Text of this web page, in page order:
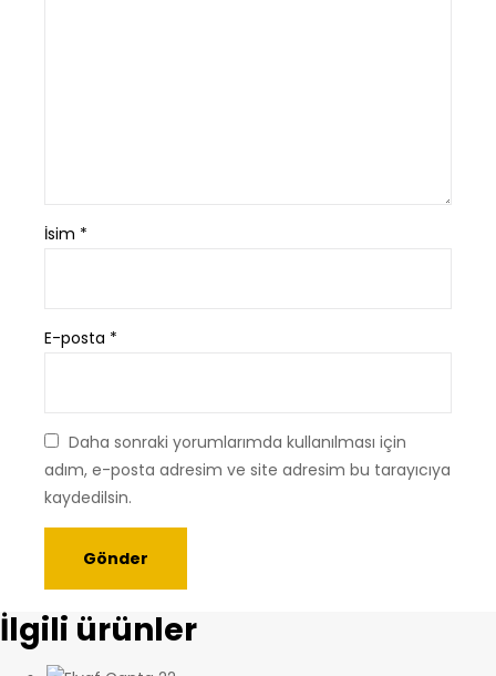
İsim *
E-posta *
Daha sonraki yorumlarımda kullanılması için
adım, e-posta adresim ve site adresim bu tarayıcıya
kaydedilsin.
İlgili ürünler